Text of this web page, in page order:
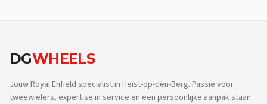
DGWHEELS
Jouw Royal Enfield specialist in Heist-op-den-Berg. Passie voor
tweewielers, expertise in service en een persoonlijke aanpak staan